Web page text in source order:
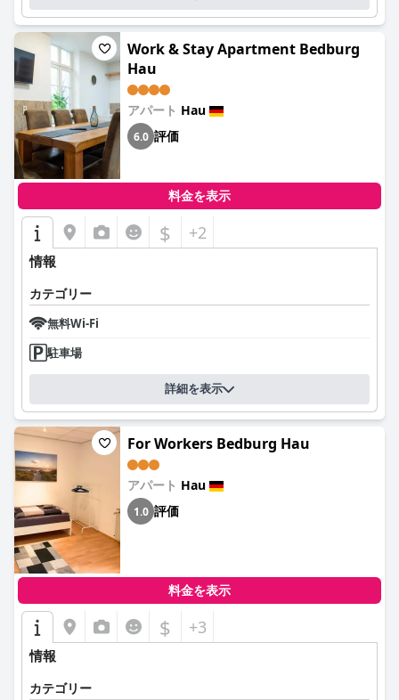
Work & Stay Apartment Bedburg
Hau
アパート Hau
6.0 評価
料金を表示
$ +2
情報
カテゴリー
無料Wi-Fi
駐車場
詳細を表示
For Workers Bedburg Hau
アパート Hau
1.0 評価
料金を表示
$ +3
情報
カテゴリー